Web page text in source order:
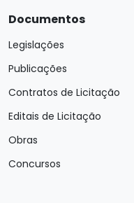
Documentos
Legislações
Publicações
Contratos de Licitação
Editais de Licitação
Obras
Concursos